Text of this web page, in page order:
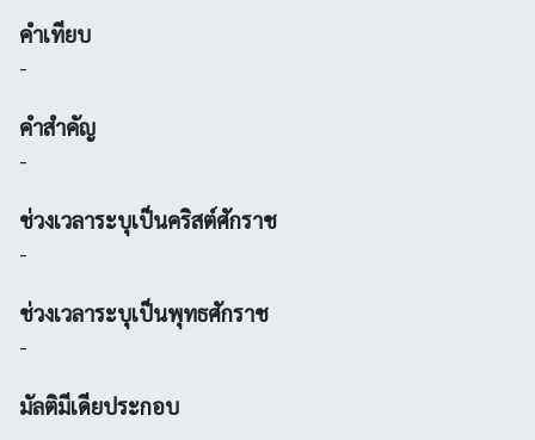
คำเทียบ
-
คำสำคัญ
-
ช่วงเวลาระบุเป็นคริสต์ศักราช
-
ช่วงเวลาระบุเป็นพุทธศักราช
-
มัลติมีเดียประกอบ